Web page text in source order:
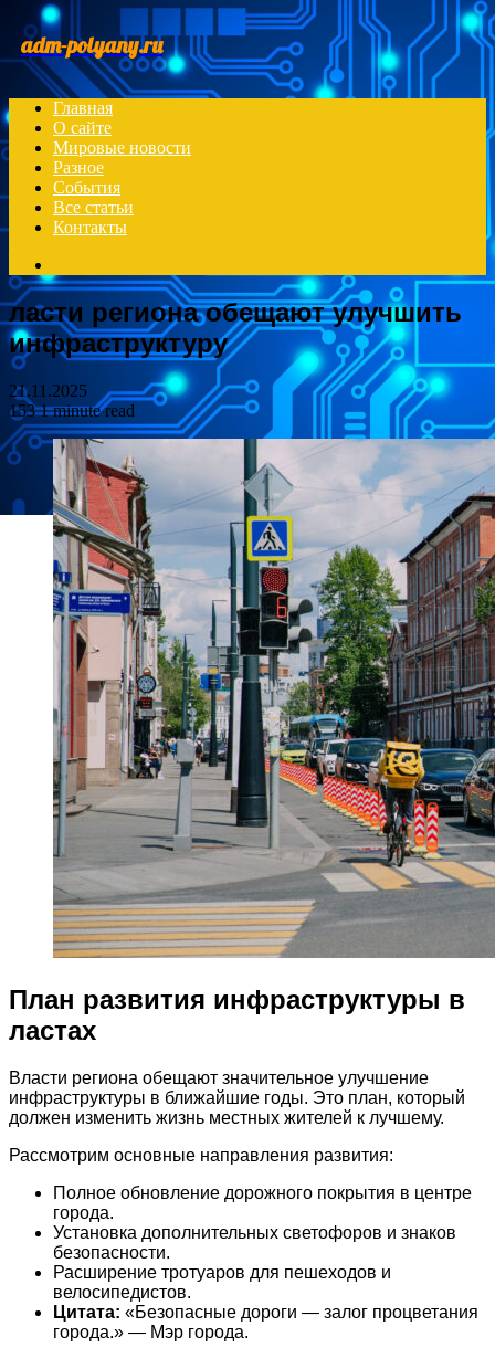
Menu
adm-polyany.ru
Главная
О сайте
Мировые новости
Разное
События
Все статьи
Контакты
for
ласти региона обещают улучшить
инфраструктуру
21.11.2025
1531 minute read
План развития инфраструктуры в
ластах
Власти региона обещают значительное улучшение
инфраструктуры в ближайшие годы. Это план, который
должен изменить жизнь местных жителей к лучшему.
Рассмотрим основные направления развития:
Полное обновление дорожного покрытия в центре
города.
Установка дополнительных светофоров и знаков
безопасности.
Расширение тротуаров для пешеходов и
велосипедистов.
Цитата: «Безопасные дороги — залог процветания
города.» — Мэр города.